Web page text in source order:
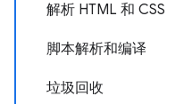
解析 HTML 和 CSS
脚本解析和编译
垃圾回收